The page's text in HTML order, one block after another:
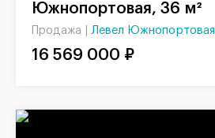
Южнопортовая, 36 м²
Продажа | Левел Южнопортовая
16 569 000 ₽